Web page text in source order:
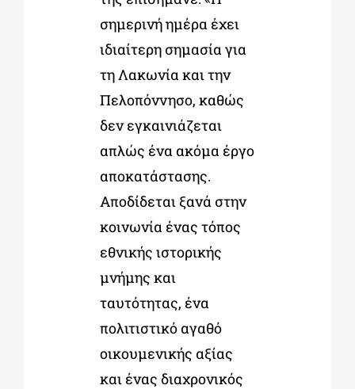
σημερινή ημέρα έχει
ιδιαίτερη σημασία για
τη Λακωνία και την
Πελοπόννησο, καθώς
δεν εγκαινιάζεται
απλώς ένα ακόμα έργο
αποκατάστασης.
Αποδίδεται ξανά στην
κοινωνία ένας τόπος
εθνικής ιστορικής
μνήμης και
ταυτότητας, ένα
πολιτιστικό αγαθό
οικουμενικής αξίας
και ένας διαχρονικός